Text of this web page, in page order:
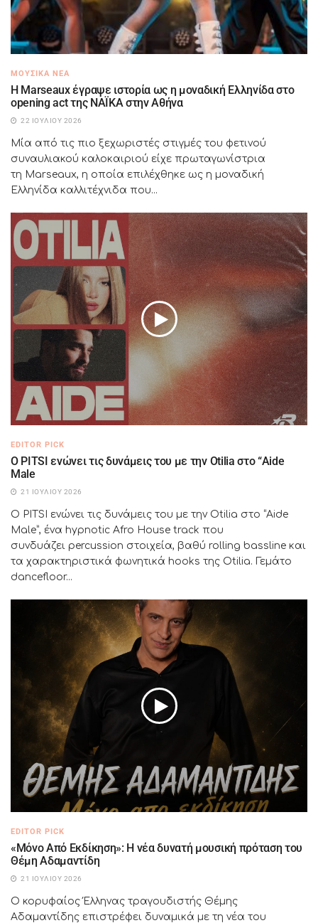
ΜΟΥΣΙΚΆ ΝΈΑ
H Marseaux έγραψε ιστορία ως η μοναδική Ελληνίδα στο
opening act της NAÏKA στην Αθήνα
22 ΙΟΥΛΊΟΥ 2026
Μία από τις πιο ξεχωριστές στιγμές του φετινού
συναυλιακού καλοκαιριού είχε πρωταγωνίστρια
τη Marseaux, η οποία επιλέχθηκε ως η μοναδική
Ελληνίδα καλλιτέχνιδα που...
EDITOR PICK
Ο PITSI ενώνει τις δυνάμεις του με την Otilia στο “Aide
Male
21 ΙΟΥΛΊΟΥ 2026
Ο PITSI ενώνει τις δυνάμεις του με την Otilia στο “Aide
Male”, ένα hypnotic Afro House track που
συνδυάζει percussion στοιχεία, βαθύ rolling bassline και
τα χαρακτηριστικά φωνητικά hooks της Otilia. Γεμάτο
dancefloor...
EDITOR PICK
«Μόνο Από Εκδίκηση»: Η νέα δυνατή μουσική πρόταση του
Θέμη Αδαμαντίδη
21 ΙΟΥΛΊΟΥ 2026
Ο κορυφαίος Έλληνας τραγουδιστής Θέμης
Αδαμαντίδης επιστρέφει δυναμικά με τη νέα του